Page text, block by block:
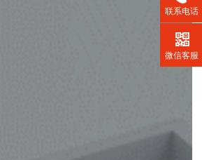
联系电话
微信客服